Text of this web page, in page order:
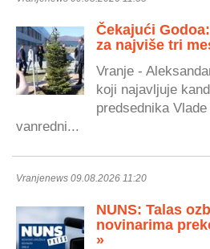
Čekajući
za najviše tri
Vranje -
koji najavljuje
predsednika
vanredni...
Vranjenews 09.08.2026 11:20
NUNS: Talas
novinarima
»